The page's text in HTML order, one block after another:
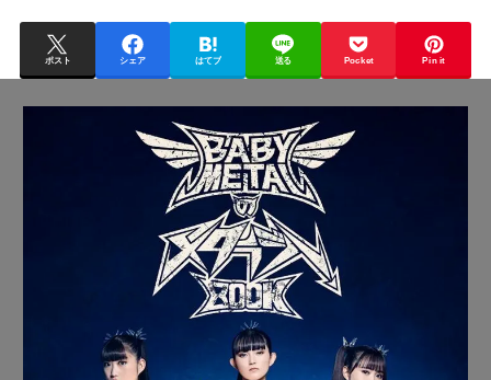
ポスト シェア はてブ 送る Pocket Pin it